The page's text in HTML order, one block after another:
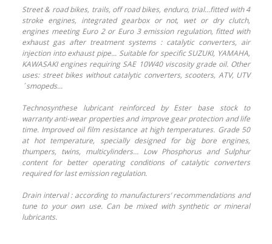
Street & road bikes, trails, off road bikes, enduro, trial…fitted with 4
stroke engines, integrated gearbox or not, wet or dry clutch,
engines meeting Euro 2 or Euro 3 emission regulation, fitted with
exhaust gas after treatment systems : catalytic converters, air
injection into exhaust pipe... Suitable for specific SUZUKI, YAMAHA,
KAWASAKI engines requiring SAE 10W40 viscosity grade oil. Other
uses: street bikes without catalytic converters, scooters, ATV, UTV
´smopeds...
Technosynthese lubricant reinforced by Ester base stock to
warranty anti-wear properties and improve gear protection and life
time. Improved oil film resistance at high temperatures. Grade 50
at hot temperature, specially designed for big bore engines,
thumpers, twins, multicylinders… Low Phosphorus and Sulphur
content for better operating conditions of catalytic converters
required for last emission regulation.
Drain interval : according to manufacturers’ recommendations and
tune to your own use. Can be mixed with synthetic or mineral
lubricants.